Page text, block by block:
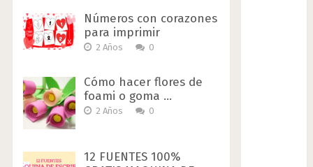
Números con corazones
para imprimir
2 Años 0
Cómo hacer flores de
foami o goma …
2 Años 0
12 FUENTES 100%